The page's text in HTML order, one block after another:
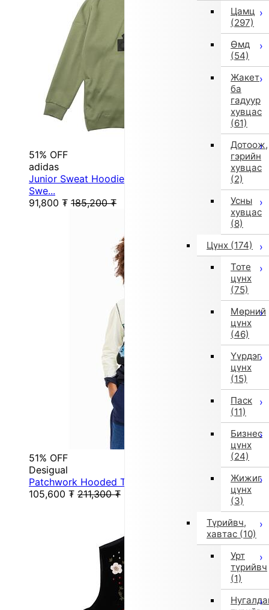
Цамц
(297)
Өмд
(54)
Жакет
ба
гадуур
хувцас
(61)
Дотоож,
гэрийн
хувцас
(2)
Усны
хувцас
(8)
Цүнх (174)
Тоте
цүнх
(75)
Мөрний
цүнх
(46)
Үүрдэг
цүнх
(15)
Паск
(11)
Бизнес
цүнх
(24)
Жижиг
цүнх
(3)
Түрийвч,
хавтас (10)
Урт
түрийвч
(1)
51% OFF
adidas
Junior Sweat Hoodie Future Icon Logo Hooded
Swe...
91,800 ₮ 185,200 ₮
51% OFF
Desigual
Patchwork Hooded T-Shirt (White)
105,600 ₮ 211,300 ₮